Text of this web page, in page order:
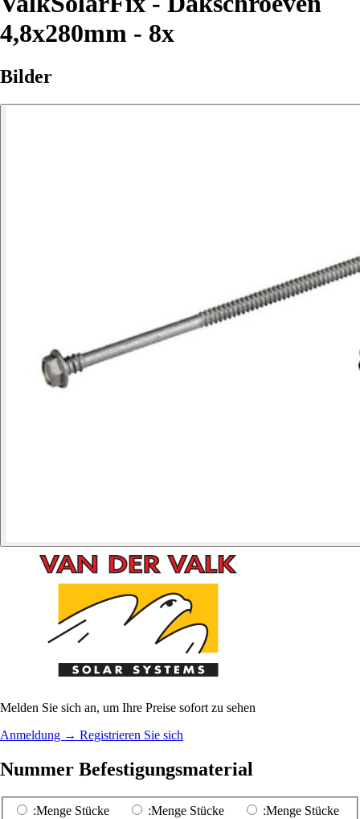
4,8x280mm - 8x
Bilder
Melden Sie sich an, um Ihre Preise sofort zu sehen
Anmeldung → Registrieren Sie sich
Nummer Befestigungsmaterial
:Menge Stücke :Menge Stücke :Menge Stücke